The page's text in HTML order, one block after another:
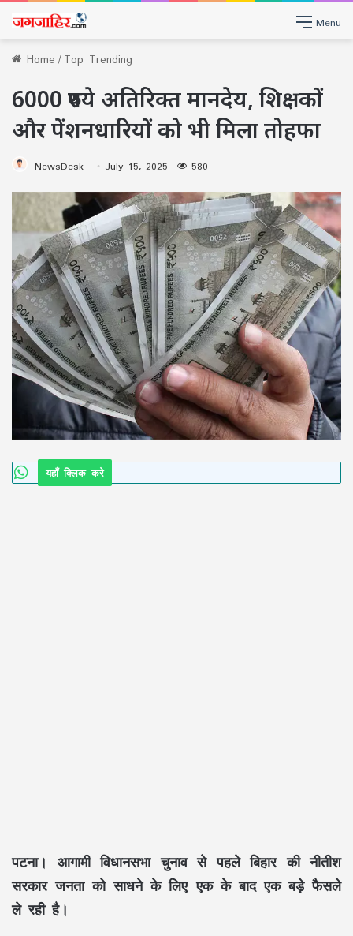
Menu
Home/Top Trending
6000 रुपये अतिरिक्त मानदेय, शिक्षकों
और पेंशनधारियों को भी मिला तोहफा
NewsDesk July 15, 2025 580
यहाँ क्लिक करे
पटना। आगामी विधानसभा चुनाव से पहले बिहार की नीतीश
सरकार जनता को साधने के लिए एक के बाद एक बड़े फैसले
ले रही है।